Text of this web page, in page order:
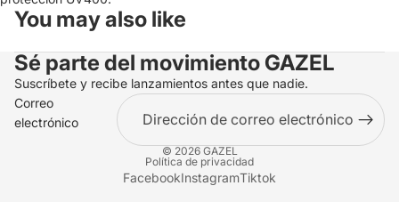
You may also like
Sé parte del movimiento GAZEL
Suscríbete y recibe lanzamientos antes que nadie.
Correo
electrónico
© 2026 GAZEL
Política de privacidad
FacebookInstagramTiktok